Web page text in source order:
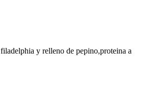
y relleno de pepino,proteina a